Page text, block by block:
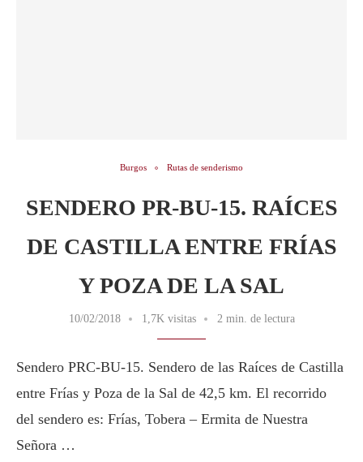
Burgos Rutas de senderismo
SENDERO PR-BU-15. RAÍCES
DE CASTILLA ENTRE FRÍAS
Y POZA DE LA SAL
10/02/2018 1,7K visitas 2 min. de lectura
Sendero PRC-BU-15. Sendero de las Raíces de Castilla
entre Frías y Poza de la Sal de 42,5 km. El recorrido
del sendero es: Frías, Tobera – Ermita de Nuestra
Señora …